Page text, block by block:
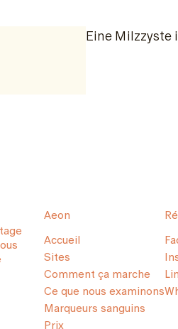
Eine
Aeon
Accueil
Sites
Comment ça marche
Ce que nous examinons
Marqueurs sanguins
Prix